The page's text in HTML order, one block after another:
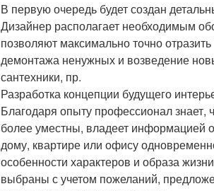
В первую очередь будет создан
Дизайнер располагает необходимым
позволяют максимально точно
демонтажа ненужных и возведение
сантехники, пр.
Разработка концепции будущего
Благодаря опыту профессионал
более уместны, владеет информацией
дому, квартире или офису
особенности характеров и образа
выбраны с учетом пожеланий,